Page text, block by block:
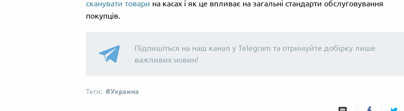
сканувати товари на касах і як це впливає на загальні стандарти обслуговування
покупців.
Підпишіться на наш канал у Telegram та отримуйте добірку лише
важливих новин!
Украина